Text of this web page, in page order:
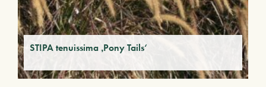
STIPA tenuissima ‚Pony Tails‘